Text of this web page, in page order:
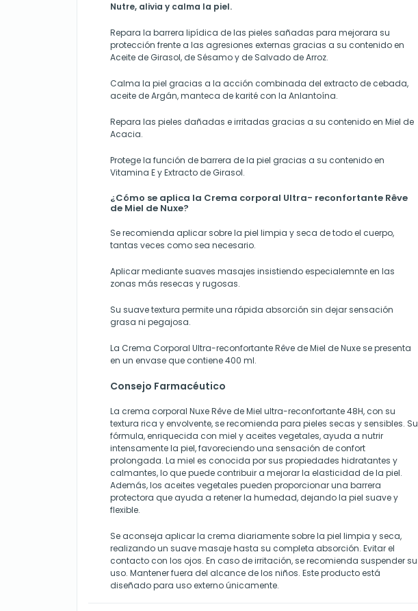
Nutre, alivia y calma la piel.
Repara la barrera lipídica de las pieles sañadas para mejorara su
protección frente a las agresiones externas gracias a su contenido en
Aceite de Girasol, de Sésamo y de Salvado de Arroz.
Calma la piel gracias a la acción combinada del extracto de cebada,
aceite de Argán, manteca de karité con la Anlantoína.
Repara las pieles dañadas e irritadas gracias a su contenido en Miel de
Acacia.
Protege la función de barrera de la piel gracias a su contenido en
Vitamina E y Extracto de Girasol.
¿Cómo se aplica la Crema corporal Ultra- reconfortante Rêve
de Miel de Nuxe?
Se recomienda aplicar sobre la piel limpia y seca de todo el cuerpo,
tantas veces como sea necesario.
Aplicar mediante suaves masajes insistiendo especialemnte en las
zonas más resecas y rugosas.
Su suave textura permite una rápida absorción sin dejar sensación
grasa ni pegajosa.
La Crema Corporal Ultra-reconfortante Rêve de Miel de Nuxe se presenta
en un envase que contiene 400 ml.
Consejo Farmacéutico
La crema corporal Nuxe Rêve de Miel ultra-reconfortante 48H, con su
textura rica y envolvente, se recomienda para pieles secas y sensibles. Su
fórmula, enriquecida con miel y aceites vegetales, ayuda a nutrir
intensamente la piel, favoreciendo una sensación de confort
prolongada. La miel es conocida por sus propiedades hidratantes y
calmantes, lo que puede contribuir a mejorar la elasticidad de la piel.
Además, los aceites vegetales pueden proporcionar una barrera
protectora que ayuda a retener la humedad, dejando la piel suave y
flexible.
Se aconseja aplicar la crema diariamente sobre la piel limpia y seca,
realizando un suave masaje hasta su completa absorción. Evitar el
contacto con los ojos. En caso de irritación, se recomienda suspender su
uso. Mantener fuera del alcance de los niños. Este producto está
diseñado para uso externo únicamente.